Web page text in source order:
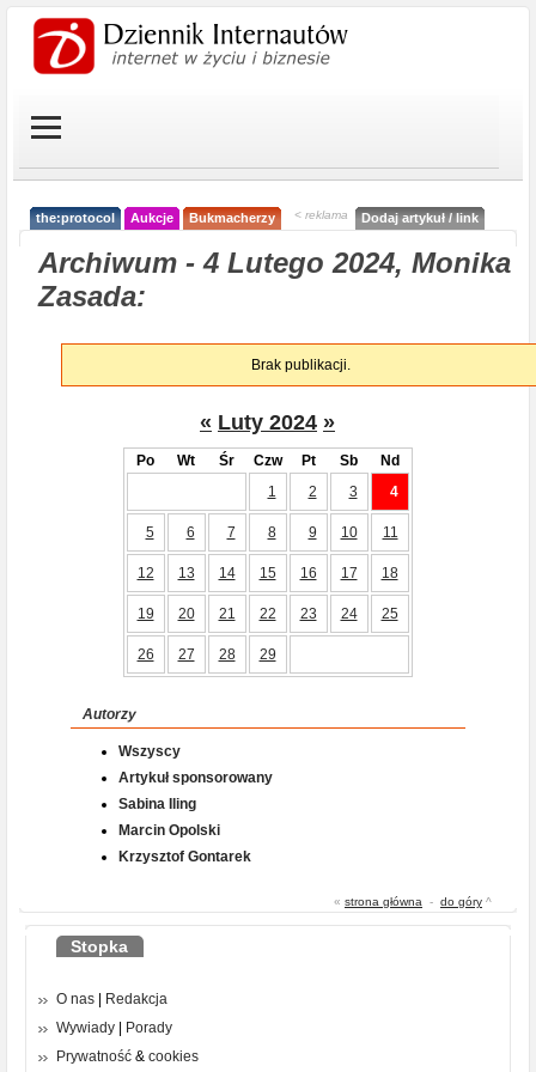
the:protocol Aukcje Bukmacherzy < reklama Dodaj artykuł / link
Archiwum - 4 Lutego 2024, Monika
Zasada:
Brak publikacji.
« Luty 2024 »
Po Wt Śr Czw Pt Sb
Nd
1
2 3 4
5 6 7 8 9 10 11
12 13 14 15 16 17 18
19 20 21 22 23 24 25
26 27 28 29
Autorzy
Wszyscy
Artykuł sponsorowany
Sabina Iling
Marcin Opolski
Krzysztof Gontarek
« strona główna - do góry ^
Stopka
O nas
Redakcja
Wywiady
Porady
Prywatność & cookies